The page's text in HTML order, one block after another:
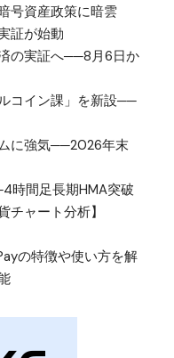
号資産政策に暗雲
証が始動
の実証へ──8月6日か
コイン課」を新設──
に強気──2026年末
時間足長期HMA突破
ャート分析】
の特徴や使い方を解